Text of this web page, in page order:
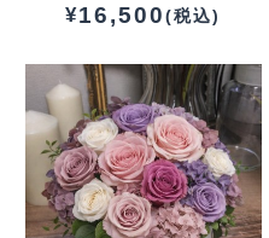
¥16,500(税込)